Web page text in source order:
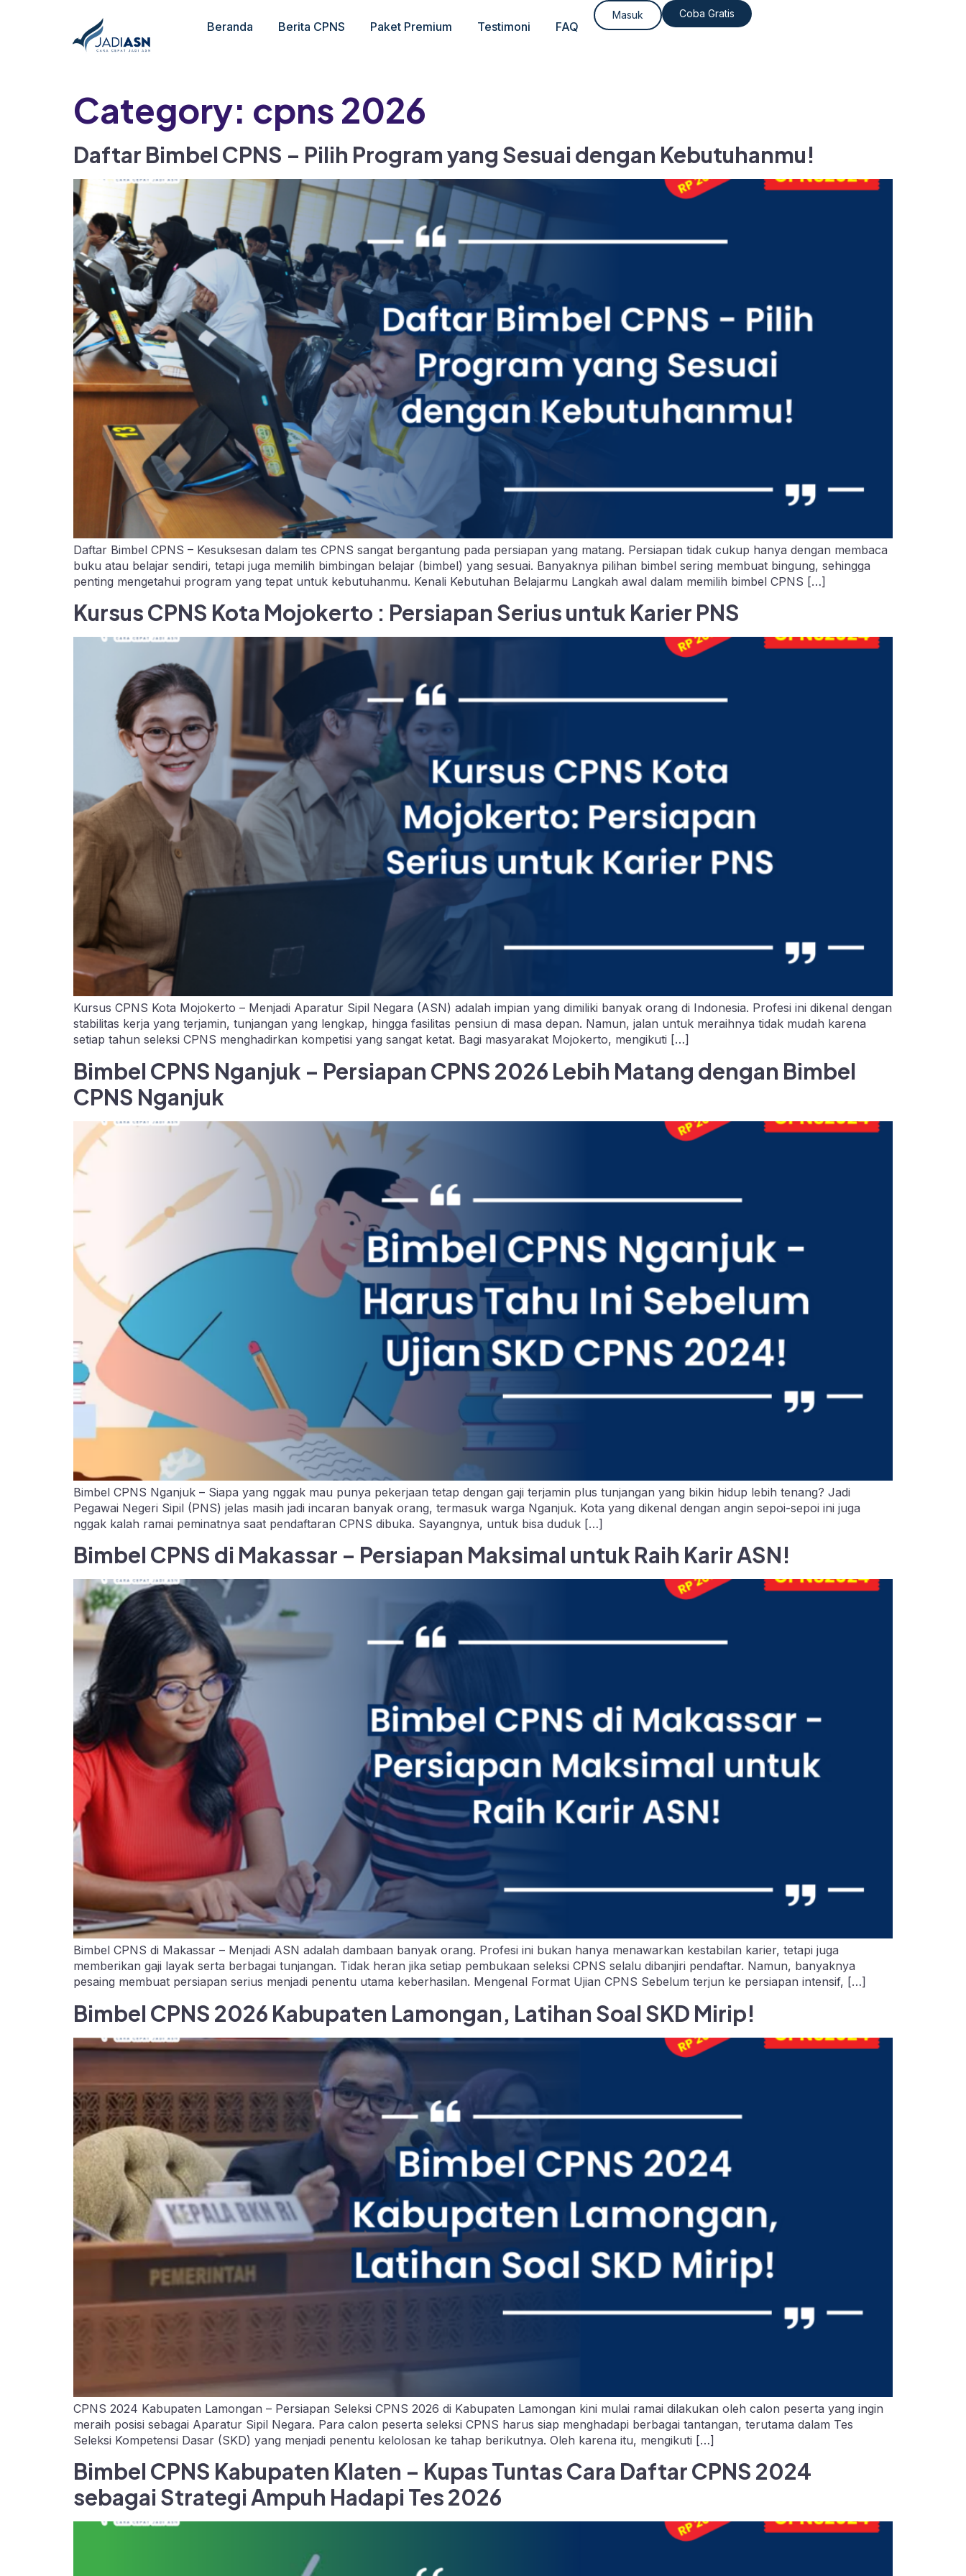
Beranda Berita CPNS Paket Premium Testimoni FAQ
Masuk Coba Gratis
Category: cpns 2026
Daftar Bimbel CPNS – Pilih Program yang Sesuai dengan Kebutuhanmu!
Daftar Bimbel CPNS – Kesuksesan dalam tes CPNS sangat bergantung pada persiapan yang matang. Persiapan tidak cukup hanya dengan membaca
buku atau belajar sendiri, tetapi juga memilih bimbingan belajar (bimbel) yang sesuai. Banyaknya pilihan bimbel sering membuat bingung, sehingga
penting mengetahui program yang tepat untuk kebutuhanmu. Kenali Kebutuhan Belajarmu Langkah awal dalam memilih bimbel CPNS […]
Kursus CPNS Kota Mojokerto : Persiapan Serius untuk Karier PNS
Kursus CPNS Kota Mojokerto – Menjadi Aparatur Sipil Negara (ASN) adalah impian yang dimiliki banyak orang di Indonesia. Profesi ini dikenal dengan
stabilitas kerja yang terjamin, tunjangan yang lengkap, hingga fasilitas pensiun di masa depan. Namun, jalan untuk meraihnya tidak mudah karena
setiap tahun seleksi CPNS menghadirkan kompetisi yang sangat ketat. Bagi masyarakat Mojokerto, mengikuti […]
Bimbel CPNS Nganjuk – Persiapan CPNS 2026 Lebih Matang dengan Bimbel
CPNS Nganjuk
Bimbel CPNS Nganjuk – Siapa yang nggak mau punya pekerjaan tetap dengan gaji terjamin plus tunjangan yang bikin hidup lebih tenang? Jadi
Pegawai Negeri Sipil (PNS) jelas masih jadi incaran banyak orang, termasuk warga Nganjuk. Kota yang dikenal dengan angin sepoi-sepoi ini juga
nggak kalah ramai peminatnya saat pendaftaran CPNS dibuka. Sayangnya, untuk bisa duduk […]
Bimbel CPNS di Makassar – Persiapan Maksimal untuk Raih Karir ASN!
Bimbel CPNS di Makassar – Menjadi ASN adalah dambaan banyak orang. Profesi ini bukan hanya menawarkan kestabilan karier, tetapi juga
memberikan gaji layak serta berbagai tunjangan. Tidak heran jika setiap pembukaan seleksi CPNS selalu dibanjiri pendaftar. Namun, banyaknya
pesaing membuat persiapan serius menjadi penentu utama keberhasilan. Mengenal Format Ujian CPNS Sebelum terjun ke persiapan intensif, […]
Bimbel CPNS 2026 Kabupaten Lamongan, Latihan Soal SKD Mirip!
CPNS 2024 Kabupaten Lamongan – Persiapan Seleksi CPNS 2026 di Kabupaten Lamongan kini mulai ramai dilakukan oleh calon peserta yang ingin
meraih posisi sebagai Aparatur Sipil Negara. Para calon peserta seleksi CPNS harus siap menghadapi berbagai tantangan, terutama dalam Tes
Seleksi Kompetensi Dasar (SKD) yang menjadi penentu kelolosan ke tahap berikutnya. Oleh karena itu, mengikuti […]
Bimbel CPNS Kabupaten Klaten – Kupas Tuntas Cara Daftar CPNS 2024
sebagai Strategi Ampuh Hadapi Tes 2026